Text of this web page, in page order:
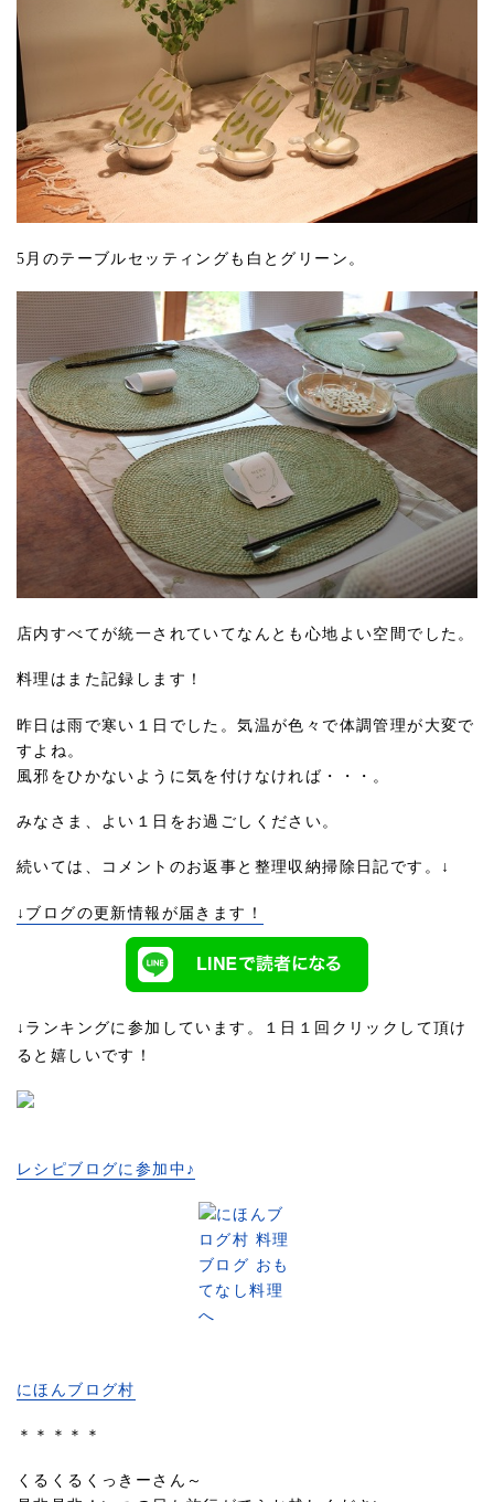
5月のテーブルセッティングも白とグリーン。
店内すべてが統一されていてなんとも心地よい空間でした。
料理はまた記録します！
昨日は雨で寒い１日でした。気温が色々で体調管理が大変で
すよね。
風邪をひかないように気を付けなければ・・・。
みなさま、よい１日をお過ごしください。
続いては、コメントのお返事と整理収納掃除日記です。↓
↓ブログの更新情報が届きます！
↓ランキングに参加しています。１日１回クリックして頂け
ると嬉しいです！
レシピブログに参加中♪
にほんブログ村
＊＊＊＊＊
くるくるくっきーさん～